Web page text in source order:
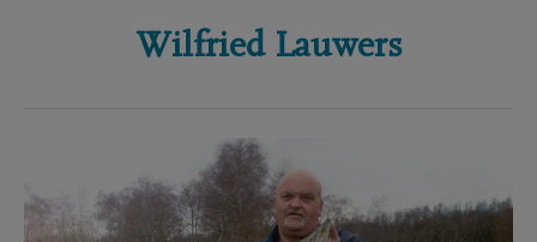
Wilfried Lauwers